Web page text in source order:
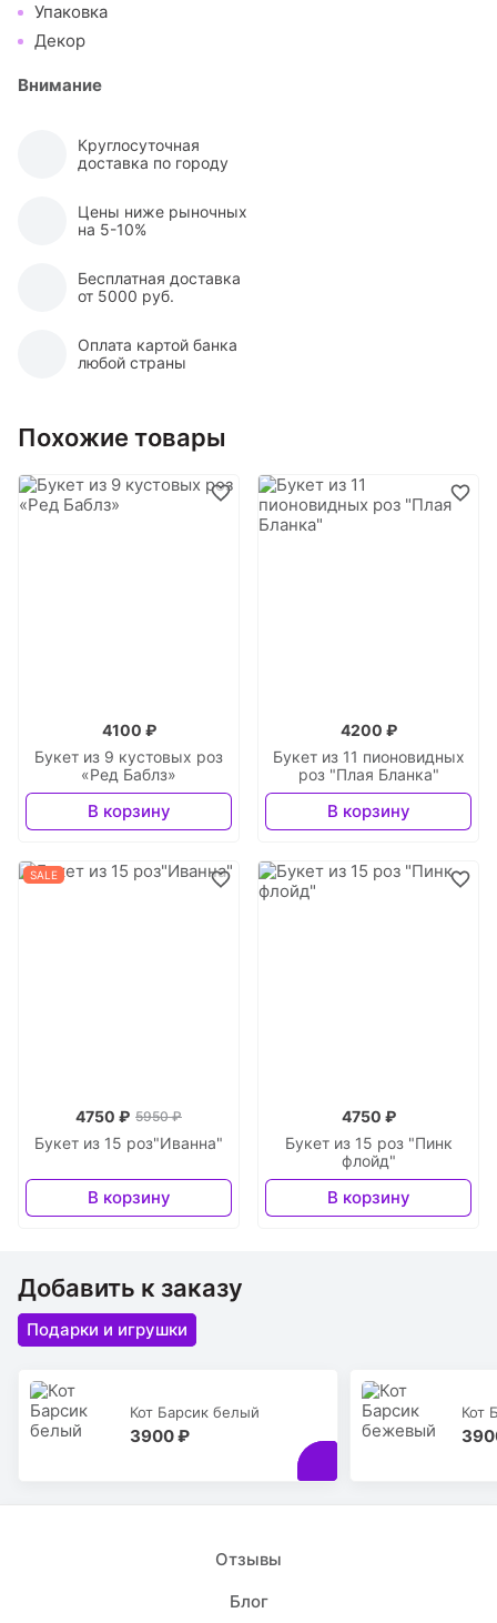
Упаковка
Декор
Внимание
Круглосуточная
доставка по городу
Цены ниже рыночных
на 5-10%
Бесплатная доставка
от 5000 руб.
Оплата картой банка
любой страны
Похожие товары
Букет из 9 кустовых роз
«Ред Баблз»
4100 ₽
В корзину
Букет из 11 пионовидных
роз "Плая Бланка"
4200 ₽
В корзину
SALE
Букет из 15 роз"Иванна"
4750 ₽ 5950 ₽
В корзину
Букет из 15 роз "Пинк
флойд"
4750 ₽
В корзину
Добавить к заказу
Подарки и игрушки
Кот Барсик белый
3900 ₽
Кот
Отзывы
Блог